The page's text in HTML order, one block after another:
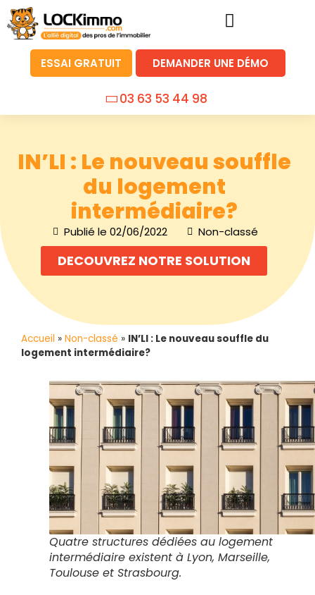
ESSAI GRATUIT DEMANDER UNE DÉMO
03 63 53 44 98
IN’LI : Le nouveau souffle
du logement
intermédiaire?
Publié le 02/06/2022 Non-classé
DECOUVREZ NOTRE SOLUTION
Accueil » Non-classé » IN’LI : Le nouveau souffle du
logement intermédiaire?
Quatre structures dédiées au logement
intermédiaire existent à Lyon, Marseille,
Toulouse et Strasbourg.